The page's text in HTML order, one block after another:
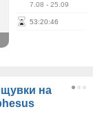
7.08 - 25.09
53:20:45
на